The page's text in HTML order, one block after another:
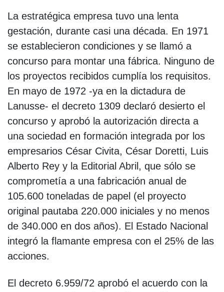
La estratégica empresa tuvo una lenta
gestación, durante casi una década. En 1971
se establecieron condiciones y se llamó a
concurso para montar una fábrica. Ninguno de
los proyectos recibidos cumplía los requisitos.
En mayo de 1972 -ya en la dictadura de
Lanusse- el decreto 1309 declaró desierto el
concurso y aprobó la autorización directa a
una sociedad en formación integrada por los
empresarios César Civita, César Doretti, Luis
Alberto Rey y la Editorial Abril, que sólo se
comprometía a una fabricación anual de
105.600 toneladas de papel (el proyecto
original pautaba 220.000 iniciales y no menos
de 340.000 en dos años). El Estado Nacional
integró la flamante empresa con el 25% de las
acciones.
El decreto 6.959/72 aprobó el acuerdo con la